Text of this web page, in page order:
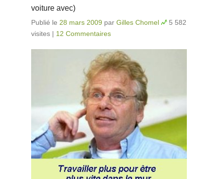
voiture avec)
Publié le 28 mars 2009 par Gilles Chomel
5 582
visites | 12 Commentaires